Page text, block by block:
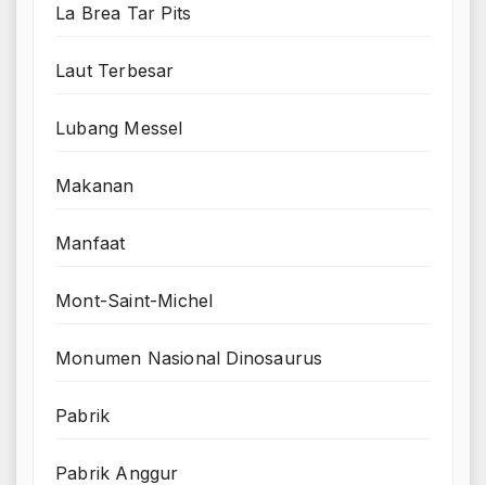
La Brea Tar Pits
Laut Terbesar
Lubang Messel
Makanan
Manfaat
Mont-Saint-Michel
Monumen Nasional Dinosaurus
Pabrik
Pabrik Anggur